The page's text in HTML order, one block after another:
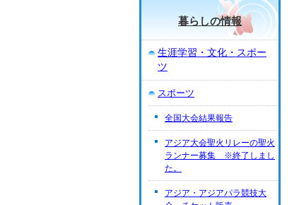
暮らしの情報
生涯学習・文化・スポー
ツ
スポーツ
全国大会結果報告
アジア大会聖火リレーの聖火
ランナー募集 ※終了しまし
た。
アジア・アジアパラ競技大